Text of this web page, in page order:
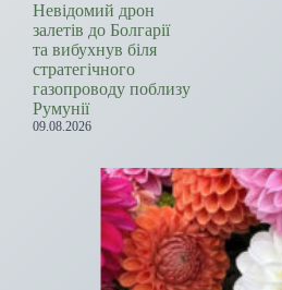
Невідомий дрон
залетів до Болгарії
та вибухнув біля
стратегічного
газопроводу поблизу
Румунії
09.08.2026